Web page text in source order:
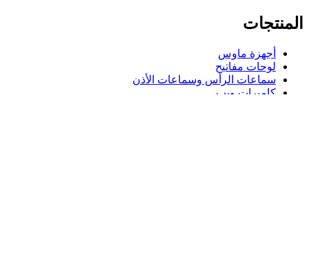
المنتجات
أجهزة ماوس
لوحات مفاتيح
سماعات الرأس وسماعات الأذن
كاميرات ويب